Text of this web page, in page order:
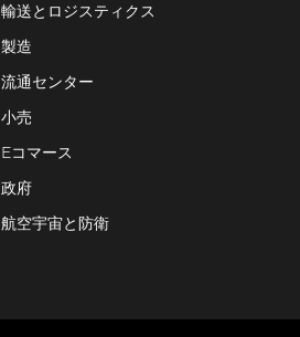
輸送とロジスティクス
製造
流通センター
小売
Eコマース
政府
航空宇宙と防衛